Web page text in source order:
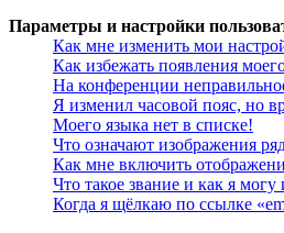
Параметры и настройки
Как мне изменить мои
Как избежать появления
На конференции
Я изменил часовой пояс, но
Моего языка нет в списке!
Что означают изображения
Как мне включить
Что такое звание и как я могу
Когда я щёлкаю по ссылке